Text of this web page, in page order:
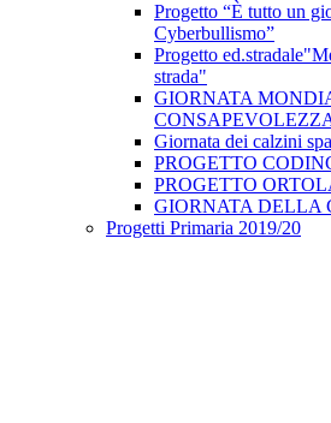
Progetto “È tutto un
Cyberbullismo”
Progetto
strada"
GIORNATA
Giornata dei calzini
PROGETTO
PROGETTO
GIORNATA DELLA
Progetti Primaria 2019/20